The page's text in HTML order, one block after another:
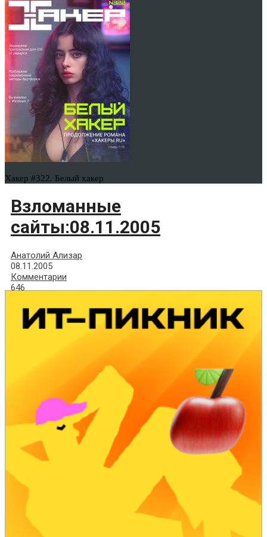
Хакер #322. Белый хакер
Взломанные
сайты:08.11.2005
Анатолий Ализар
08.11.2005
Комментарии
646